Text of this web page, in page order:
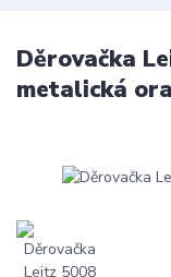
Děrovačka
metalická